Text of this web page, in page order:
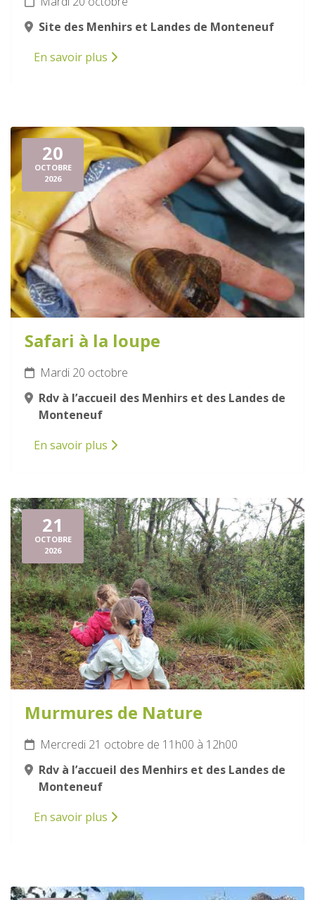
Site des Menhirs et Landes de Monteneuf
En savoir plus
20
OCTOBRE
2026
Safari à la loupe
Mardi 20 octobre
Rdv à l’accueil des Menhirs et des Landes de
Monteneuf
En savoir plus
21
OCTOBRE
2026
Murmures de Nature
Mercredi 21 octobre de 11h00 à 12h00
Rdv à l’accueil des Menhirs et des Landes de
Monteneuf
En savoir plus